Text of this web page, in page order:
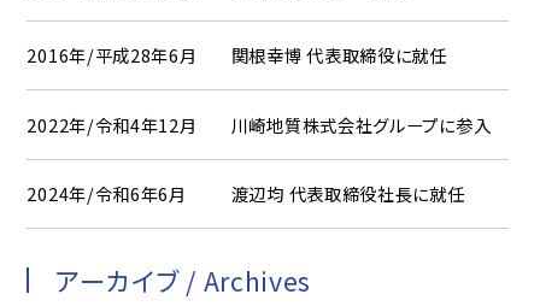
2016年/平成28年6月 関根幸博 代表取締役に就任
2022年/令和4年12月 川崎地質株式会社グループに参入
2024年/令和6年6月 渡辺均 代表取締役社長に就任
アーカイブ / Archives